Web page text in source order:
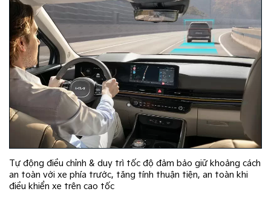
Tự động điều chỉnh & duy trì tốc độ đảm bảo giữ khoảng cách
an toàn với xe phía trước, tăng tính thuận tiện, an toàn khi
điều khiển xe trên cao tốc